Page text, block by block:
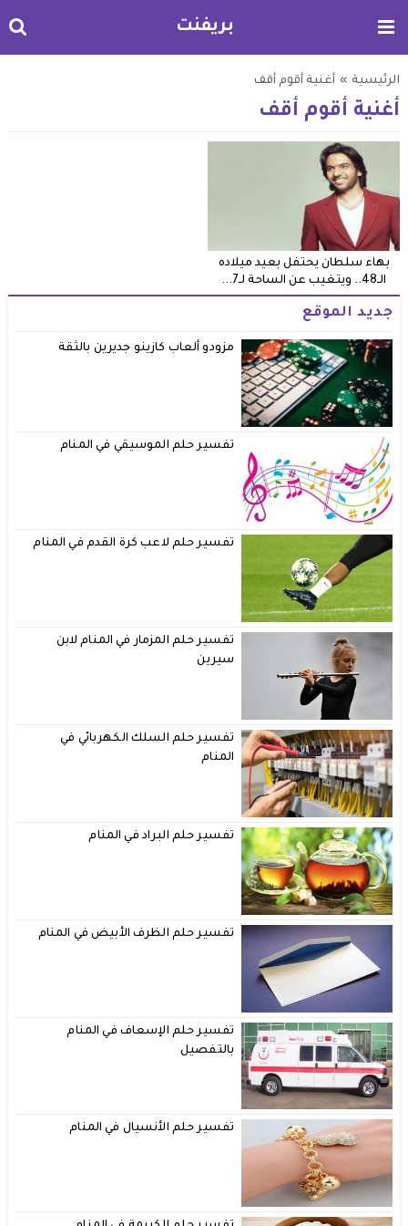
بريفنت
الرئيسية » أغنية أقوم أقف
أغنية أقوم أقف
بهاء سلطان يحتفل بعيد ميلاده
الـ48.. ويتغيب عن الساحة لـ7...
جديد الموقع
مزودو ألعاب كازينو جديرين بالثقة
تفسير حلم الموسيقي في المنام
تفسير حلم لاعب كرة القدم في المنام
تفسير حلم المزمار في المنام لابن
سيرين
تفسير حلم السلك الكهربائي في
المنام
تفسير حلم البراد في المنام
تفسير حلم الظرف الأبيض في المنام
تفسير حلم الإسعاف في المنام
بالتفصيل
تفسير حلم الأنسيال في المنام